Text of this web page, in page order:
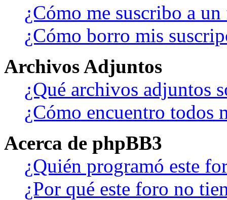
¿Cómo me suscribo a
¿Cómo borro mis
Archivos Adjuntos
¿Qué archivos adjuntos
¿Cómo encuentro todos
Acerca de phpBB3
¿Quién programó este
¿Por qué este foro no